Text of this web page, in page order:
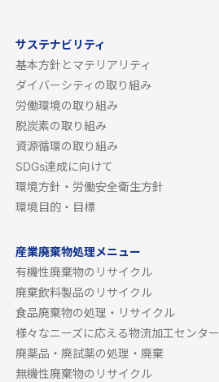
サステナビリティ
基本方針とマテリアリティ
ダイバーシティの取り組み
労働環境の取り組み
脱炭素の取り組み
資源循環の取り組み
SDGs達成に向けて
環境方針・労働安全衛生方針
環境目的・目標
産業廃棄物処理メニュー
有機性廃棄物のリサイクル
廃棄飲料製品のリサイクル
食品廃棄物の処理・リサイクル
様々なニーズに応える物流加工センター
廃薬品・廃試薬の処理・廃棄
無機性廃棄物のリサイクル